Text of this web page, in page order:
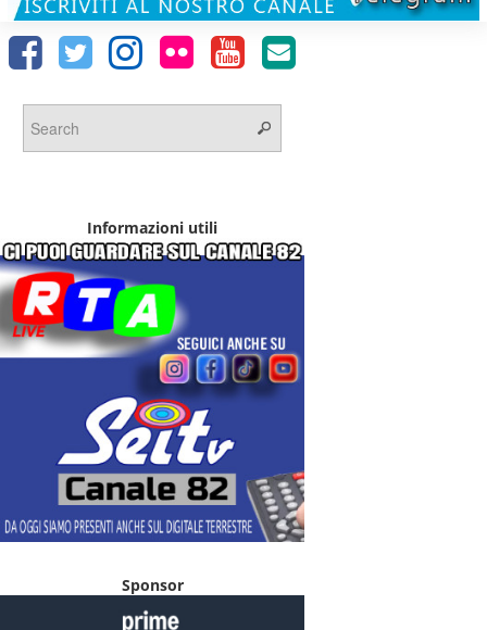
Informazioni utili
Sponsor